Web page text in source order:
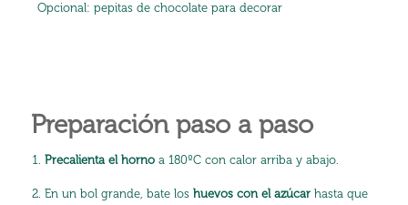
Opcional: pepitas de chocolate para decorar
Preparación paso a paso
Precalienta el hornoa 180ºC con calor arriba y abajo.
En un bol grande, bate los huevos con el azúcarhasta que